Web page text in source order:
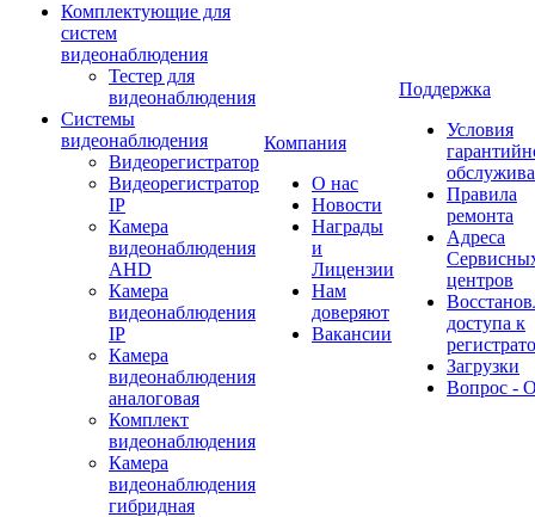
Комплектующие для
систем
видеонаблюдения
Тестер для
видеонаблюдения
Системы
видеонаблюдения
Видеорегистратор
Видеорегистратор
IP
Камера
видеонаблюдения
AHD
Камера
видеонаблюдения
IP
Камера
видеонаблюдения
аналоговая
Комплект
видеонаблюдения
Камера
видеонаблюдения
гибридная
Компания
О нас
Новости
Награды
и
Лицензии
Нам
доверяют
Вакансии
Поддержка
Условия
Правила
ремонта
Адреса
центров
доступа к
Загрузки
Вопрос -